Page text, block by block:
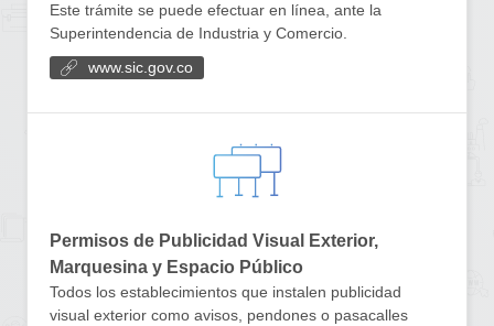
Este trámite se puede efectuar en línea, ante la
Superintendencia de Industria y Comercio.
www.sic.gov.co
Permisos de Publicidad Visual Exterior,
Marquesina y Espacio Público
Todos los establecimientos que instalen publicidad
visual exterior como avisos, pendones o pasacalles